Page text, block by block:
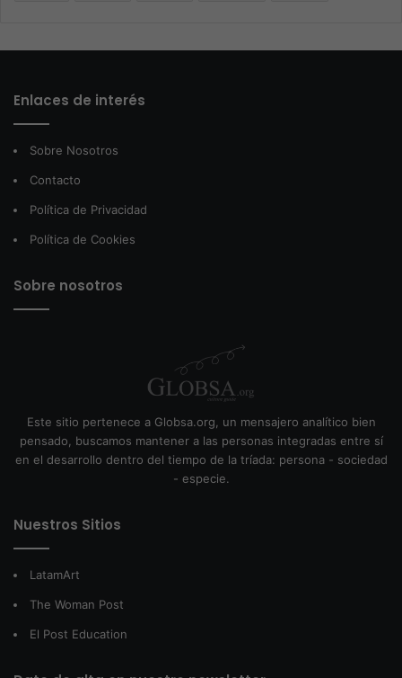
Enlaces de interés
Sobre Nosotros
Contacto
Política de Privacidad
Política de Cookies
Sobre nosotros
Este sitio pertenece a Globsa.org, un mensajero analítico bien
pensado, buscamos mantener a las personas integradas entre sí
en el desarrollo dentro del tiempo de la tríada: persona - sociedad
- especie.
Nuestros Sitios
LatamArt
The Woman Post
El Post Education